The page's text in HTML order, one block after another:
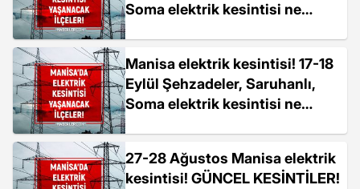
Soma elektrik kesintisi ne
Manisa elektrik kesintisi! 17-18
Eylül Şehzadeler, Saruhanlı,
Soma elektrik kesintisi ne
27-28 Ağustos Manisa elektrik
kesintisi! GÜNCEL KESİNTİLER!